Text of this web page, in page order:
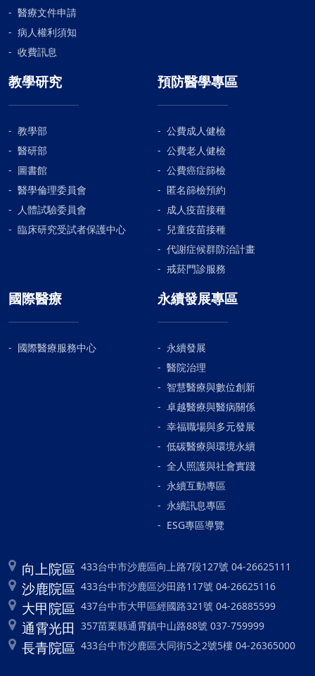
醫療文件申請
病人權利須知
收費訊息
教學研究
教學部
醫研部
圖書館
醫學倫理委員會
人體試驗委員會
臨床研究受試者保護中心
預防醫學專區
公費成人健檢
公費老人健檢
公費癌症篩檢
匿名篩檢預約
成人疫苗接種
兒童疫苗接種
代謝症候群防治計畫
戒菸門診服務
國際醫療
國際醫療服務中心
永續發展專區
永續發展
醫院治理
智慧醫療與數位創新
卓越醫療與醫病關係
幸福職場與多元發展
低碳醫療與環境永續
全人照護與社會實踐
永續互動專區
永續訊息專區
ESG專區導覽
向上院區 433台中市沙鹿區向上路7段127號 04-26625111
沙鹿院區 433台中市沙鹿區沙田路117號 04-26625116
大甲院區 437台中市大甲區經國路321號 04-26885599
通霄光田 357苗栗縣通霄鎮中山路88號 037-759999
長青院區 433台中市沙鹿區大同街5之2號5樓 04-26365000